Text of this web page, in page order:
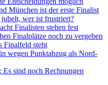
München ist der erste Finalist
wer ist frustriert?
Finalisten stehen fest
Finalplätze noch zu vergeben
Finalfeld steht
wegen Punktabzug als Nord-
sind noch Rechnungen